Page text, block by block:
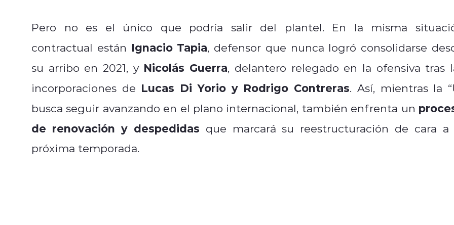
Pero no es el único que podría salir del plantel. En la misma
contractual están Ignacio Tapia, defensor que nunca logró consolidarse
su arribo en 2021, y Nicolás Guerra, delantero relegado en la ofensiva tras
incorporaciones de Lucas Di Yorio y Rodrigo Contreras. Así, mientras la
busca seguir avanzando en el plano internacional, también enfrenta un
de renovación y despedidas que marcará su reestructuración de cara a
próxima temporada.